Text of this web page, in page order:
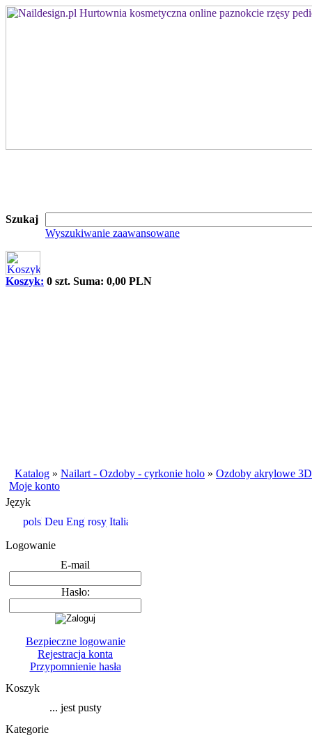
Szukaj
Wyszukiwanie zaawansowane
Koszyk: 0 szt. Suma: 0,00 PLN
Katalog » Nailart - Ozdoby - cyrkonie holo » Ozdoby akrylowe 3D
Moje konto
Język
Logowanie
E-mail
Hasło:
Bezpieczne logowanie
Rejestracja konta
Przypomnienie hasła
Koszyk
... jest pusty
Kategorie